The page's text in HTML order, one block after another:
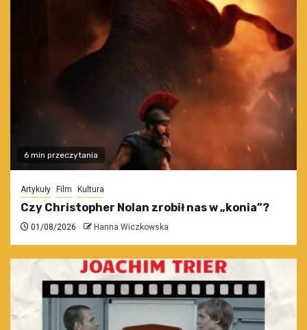
6 min przeczytania
Artykuły Film Kultura
Czy Christopher Nolan zrobił nas w „konia”?
01/08/2026 Hanna Wiczkowska